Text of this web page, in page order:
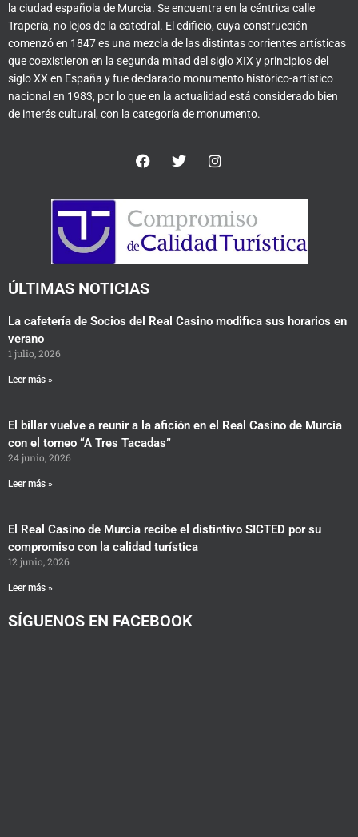
la ciudad española de Murcia. Se encuentra en la céntrica calle
Trapería, no lejos de la catedral. El edificio, cuya construcción
comenzó en 1847 es una mezcla de las distintas corrientes artísticas
que coexistieron en la segunda mitad del siglo XIX y principios del
siglo XX en España y fue declarado monumento histórico-artístico
nacional en 1983, por lo que en la actualidad está considerado bien
de interés cultural, con la categoría de monumento.
F
a
e
b
o
o
k
T
w
t
e
r
I
n
t
g
r
a
m
ÚLTIMAS NOTICIAS
La cafetería de Socios del Real Casino modifica sus horarios en
verano
1 julio, 2026
Leer más »
El billar vuelve a reunir a la afición en el Real Casino de Murcia
con el torneo “A Tres Tacadas”
24 junio, 2026
Leer más »
El Real Casino de Murcia recibe el distintivo SICTED por su
compromiso con la calidad turística
12 junio, 2026
Leer más »
SÍGUENOS EN FACEBOOK